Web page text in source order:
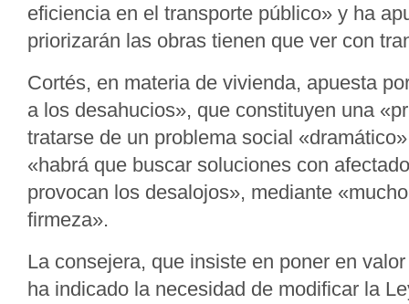
eficiencia en el transporte público» y ha
priorizarán las obras tienen que ver con
Cortés, en materia de vivienda, apuesta
a los desahucios», que constituyen una
tratarse de un problema social
«habrá que buscar soluciones con
provocan los desalojos», mediante
firmeza».
La consejera, que insiste en poner en
ha indicado la necesidad de modificar la